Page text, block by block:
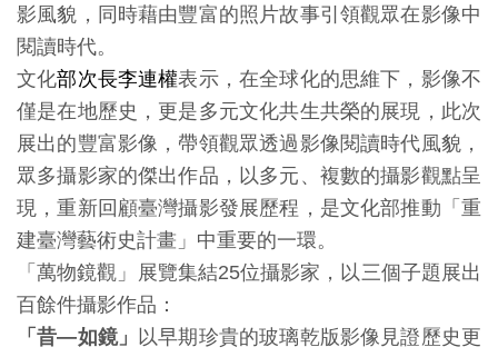
展
覽
資
訊
教
育
活
動
影風貌，同時藉由豐富的照片故事引領觀眾在影像中
閱讀時代。
文化部次長李連權表示，在全球化的思維下，影像不
僅是在地歷史，更是多元文化共生共榮的展現，此次
展出的豐富影像，帶領觀眾透過影像閱讀時代風貌，
眾多攝影家的傑出作品，以多元、複數的攝影觀點呈
現，重新回顧臺灣攝影發展歷程，是文化部推動「重
建臺灣藝術史計畫 」中重要的一環。
「萬物鏡觀」展覽集結25位攝影家，以三個子題展出
百餘件攝影作品：
「昔—如鏡」
以早期珍貴的玻璃乾版影像見證歷史更